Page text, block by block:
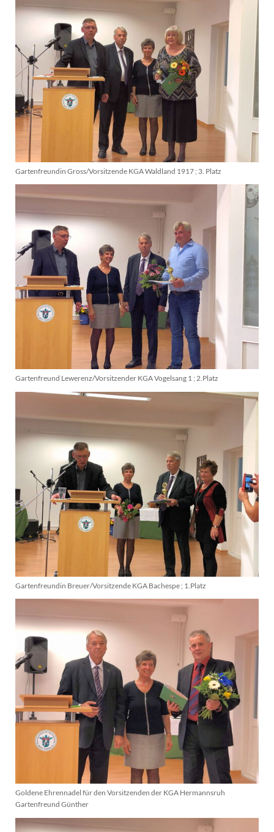
Gartenfreundin Gross/Vorsitzende KGA Waldland 1917 ; 3. Platz
Gartenfreund Lewerenz/Vorsitzender KGA Vogelsang 1 ; 2.Platz
Gartenfreundin Breuer/Vorsitzende KGA Bachespe ; 1.Platz
Goldene Ehrennadel für den Vorsitzenden der KGA Hermannsruh
Gartenfreund Günther